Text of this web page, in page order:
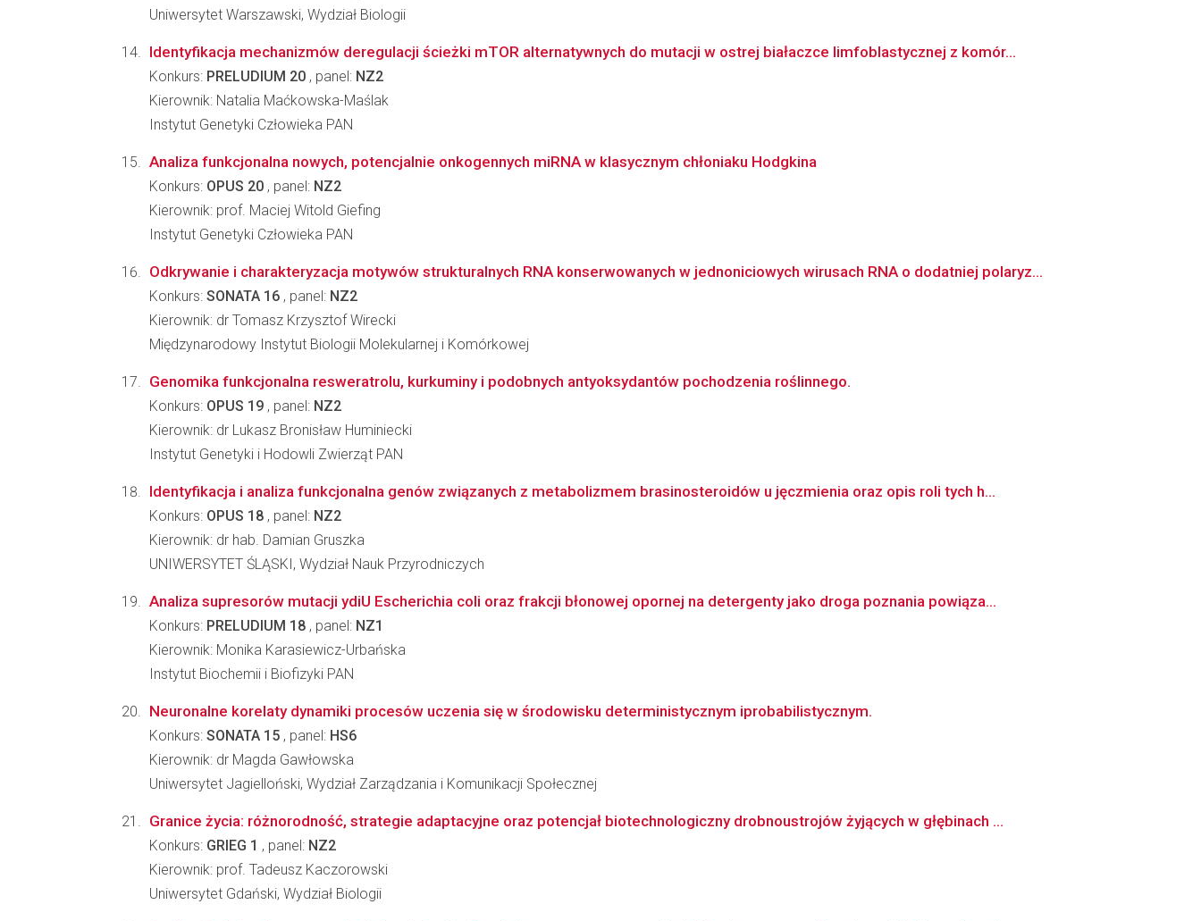
Uniwersytet Warszawski, Wydział Biologii
Identyfikacja mechanizmów deregulacji ścieżki mTOR alternatywnych do mutacji w ostrej białaczce limfoblastycznej z komór...
Konkurs: PRELUDIUM 20 , panel: NZ2
Kierownik: Natalia Maćkowska-Maślak
Instytut Genetyki Człowieka PAN
Analiza funkcjonalna nowych, potencjalnie onkogennych miRNA w klasycznym chłoniaku Hodgkina
Konkurs: OPUS 20 , panel: NZ2
Kierownik: prof. Maciej Witold Giefing
Instytut Genetyki Człowieka PAN
Odkrywanie i charakteryzacja motywów strukturalnych RNA konserwowanych w jednoniciowych wirusach RNA o dodatniej polaryz...
Konkurs: SONATA 16 , panel: NZ2
Kierownik: dr Tomasz Krzysztof Wirecki
Międzynarodowy Instytut Biologii Molekularnej i Komórkowej
Genomika funkcjonalna resweratrolu, kurkuminy i podobnych antyoksydantów pochodzenia roślinnego.
Konkurs: OPUS 19 , panel: NZ2
Kierownik: dr Lukasz Bronisław Huminiecki
Instytut Genetyki i Hodowli Zwierząt PAN
Identyfikacja i analiza funkcjonalna genów związanych z metabolizmem brasinosteroidów u jęczmienia oraz opis roli tych h...
Konkurs: OPUS 18 , panel: NZ2
Kierownik: dr hab. Damian Gruszka
UNIWERSYTET ŚLĄSKI, Wydział Nauk Przyrodniczych
Analiza supresorów mutacji ydiU Escherichia coli oraz frakcji błonowej opornej na detergenty jako droga poznania powiąza...
Konkurs: PRELUDIUM 18 , panel: NZ1
Kierownik: Monika Karasiewicz-Urbańska
Instytut Biochemii i Biofizyki PAN
Neuronalne korelaty dynamiki procesów uczenia się w środowisku deterministycznym iprobabilistycznym.
Konkurs: SONATA 15 , panel: HS6
Kierownik: dr Magda Gawłowska
Uniwersytet Jagielloński, Wydział Zarządzania i Komunikacji Społecznej
Granice życia: różnorodność, strategie adaptacyjne oraz potencjał biotechnologiczny drobnoustrojów żyjących w głębinach ...
Konkurs: GRIEG 1 , panel: NZ2
Kierownik: prof. Tadeusz Kaczorowski
Uniwersytet Gdański, Wydział Biologii